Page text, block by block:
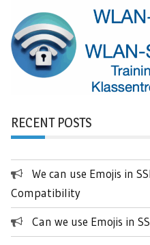
RECENT POSTS
We can use Emojis in
Compatibility
Can we use Emojis in